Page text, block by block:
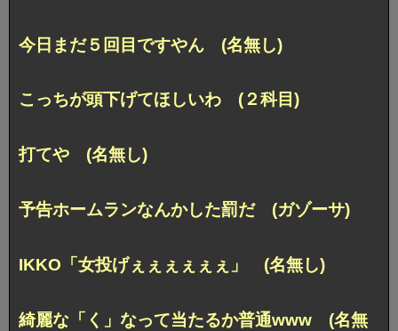
今日まだ５回目ですやん (名無し)
こっちが頭下げてほしいわ (２科目)
打てや (名無し)
予告ホームランなんかした罰だ (ガゾーサ)
IKKO「女投げぇぇぇぇぇぇ」 (名無し)
綺麗な「く」なって当たるか普通www (名無